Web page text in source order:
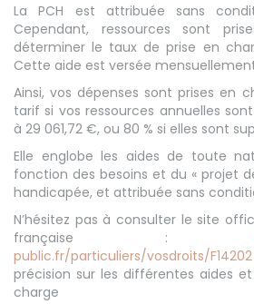
La PCH est attribuée sans
Cependant, ressources sont
déterminer le taux de prise en
Cette aide est versée
Ainsi, vos dépenses sont prises en
tarif si vos ressources annuelles
à 29 061,72 €, ou 80 % si elles sont
Elle englobe les aides de toute
fonction des besoins et du « projet
handicapée, et attribuée sans
N’hésitez pas à consulter le site
française :
public.fr/particuliers/vosdroits/F14202
précision sur les différentes aides
charge